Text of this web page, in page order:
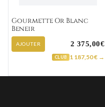
Gourmette Or Blanc
Beneir
AJOUTER 2 375,00€
CLUB 1 187,50 € →